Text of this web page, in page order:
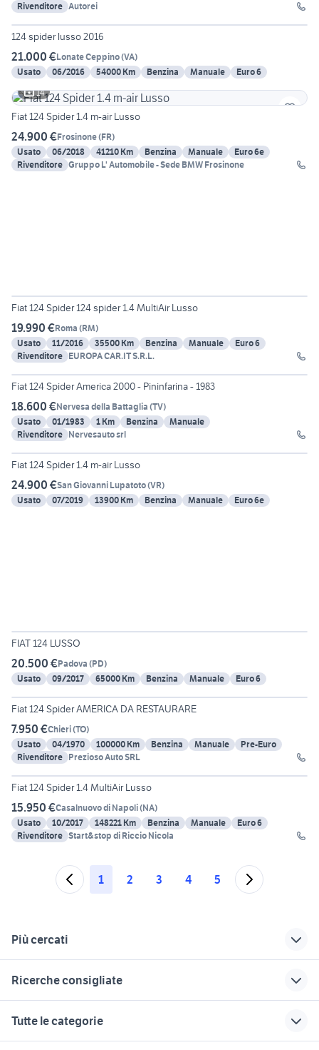
Rivenditore Autorei
3
124 spider lusso 2016
21.000 €Lonate Ceppino(VA)
Usato
06/2016 54000 Km Benzina Manuale
Euro 6
14
Fiat 124 Spider 1.4 m-air Lusso
24.900 €Frosinone(FR)
Usato
06/2018 41210 Km Benzina Manuale
Euro 6e
Rivenditore Gruppo L' Automobile - Sede BMW Frosinone
Fiat 124 Spider 124 spider 1.4 MultiAir Lusso
19.990 €Roma (RM)
Usato
11/2016 35500 Km Benzina Manuale
Euro 6
Rivenditore EUROPA CAR.IT S.R.L.
13
Fiat 124 Spider America 2000 - Pininfarina - 1983
18.600 €Nervesa della Battaglia (TV)
Usato
01/1983 1 Km Benzina
Manuale
Rivenditore Nervesauto srl
5
Fiat 124 Spider 1.4 m-air Lusso
24.900 €San Giovanni Lupatoto(VR)
Usato
07/2019 13900 Km Benzina Manuale Euro 6e
FIAT 124 LUSSO
20.500 €Padova (PD)
Usato
09/2017 65000 Km Benzina Manuale Euro 6
12
Fiat 124 Spider AMERICA DA RESTAURARE
7.950 €Chieri(TO)
Usato
04/1970 100000 Km Benzina Manuale
Pre-Euro
Rivenditore Prezioso Auto SRL
14
Fiat 124 Spider 1.4 MultiAir Lusso
15.950 €Casalnuovo di Napoli(NA)
Usato
10/2017 148221 Km Benzina Manuale
Euro 6
Rivenditore Start&stop di Riccio Nicola
1 2 3 4 5
Più cercati
cerchi 18 golf 7
moto usate trapani e
provincia
Ricerche consigliate
casa vacanza san benedetto del
tronto
Tutte le categorie